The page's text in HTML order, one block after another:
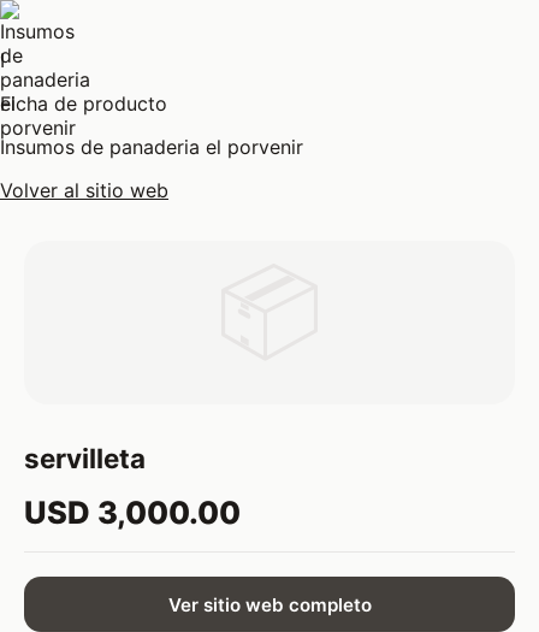
I
Ficha de producto
Insumos de panaderia el porvenir
Volver al sitio web
servilleta
USD 3,000.00
Ver sitio web completo